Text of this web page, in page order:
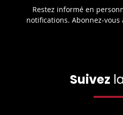
Restez informé en
notifications. Abonnez-
Suivez